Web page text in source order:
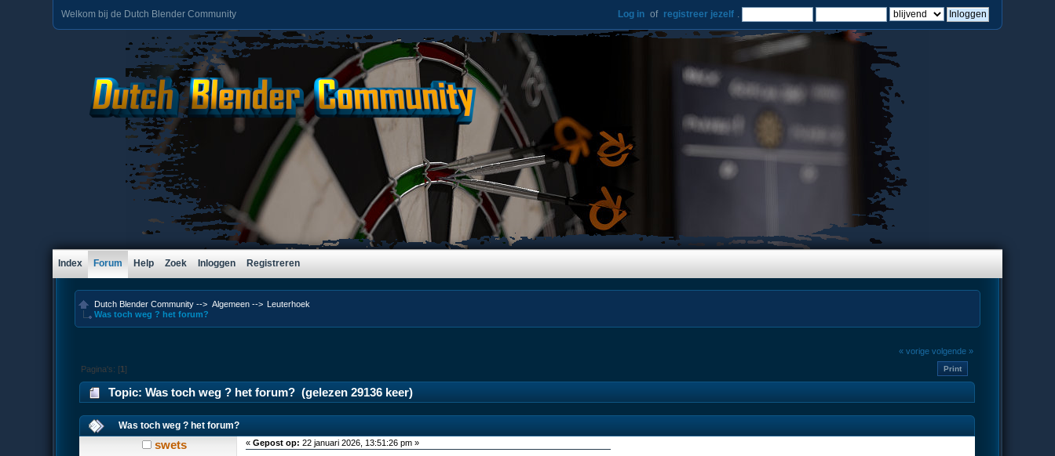
Welkom bij de Dutch Blender Community Log in of registreer jezelf .
Index Forum Help Zoek Inloggen Registreren
Dutch Blender Community --> Algemeen--> Leuterhoek
Was toch weg ? het forum?
« vorige volgende »
Print
Pagina's: [1]
Topic: Was toch weg ? het forum? (gelezen 29136 keer)
Was toch weg ? het forum?
swets «Gepost op: 22 januari 2026, 13:51:26 pm »